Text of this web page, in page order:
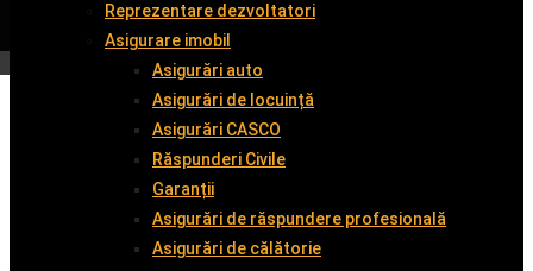
Reprezentare dezvoltatori
Asigurare imobil
Asigurări auto
Asigurări de locuință
Asigurări CASCO
Răspunderi Civile
Garanții
Asigurări de răspundere profesională
Asigurări de călătorie